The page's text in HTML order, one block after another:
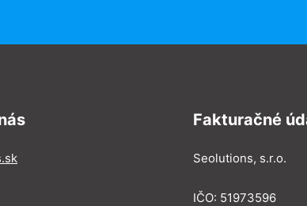
Fakturačné
Seolutions, s.r.o.
IČO: 51973596